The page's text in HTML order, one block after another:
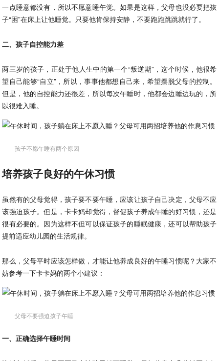
一点睡意都没有，所以不愿意睡午觉。如果是这样，父母也没必要把孩
子“困”在床上让他睡觉。只要他肯保持安静，不要跑跑跳跳就行了。
二、孩子自控能力差
两三岁的孩子，正处于他人生中的第一个“叛逆期”，这个时候，他很希
望自己能够“自立”，所以，事事他都想自己来，希望摆脱父母的控制。
但是，他的自控能力还很差，所以每次午睡时，他都会边睡边玩的，所
以很难入睡。
孩子不愿午睡有两个原因
培养孩子良好的午休习惯
虽然有的父母觉得，孩子要不要午睡，应该让孩子自己决定，父母不应
该强迫孩子。但是，卡卡妈却觉得，督促孩子养成午睡的好习惯，还是
很有必要的。因为这样不但可以保证孩子的睡眠健康，还可以帮助孩子
提前适应幼儿园的生活规律。
那么，父母平时应该怎样做，才能让他养成良好的午睡习惯呢？大家不
妨参考一下卡卡妈的两个小建议：
父母不要强迫孩子午睡
一、正确选择午睡时间